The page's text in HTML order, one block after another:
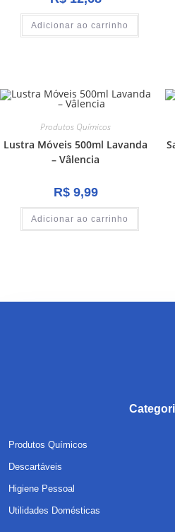
Adicionar ao carrinho
Produtos Químicos
Lustra Móveis 500ml Lavanda
– Vâlencia
R$9,99
Adicionar ao carrinho
Produtos Químicos
Descartáveis
Higiene Pessoal
Utilidades Domésticas